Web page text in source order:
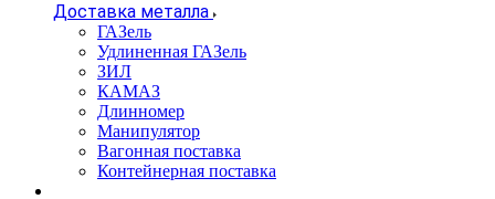
Доставка металла
ГАЗель
Удлиненная ГАЗель
ЗИЛ
КАМАЗ
Длинномер
Манипулятор
Вагонная поставка
Контейнерная поставка